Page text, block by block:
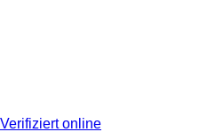
Verifiziertonline